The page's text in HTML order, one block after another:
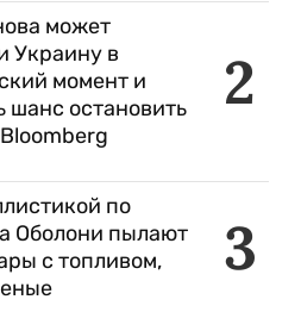
2
может
Украину в
момент и
шанс остановить
3
по
Оболони пылают
с топливом,